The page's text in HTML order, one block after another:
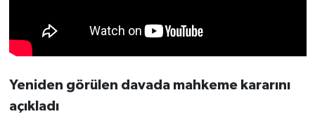
Yeniden görülen davada mahkeme kararını
açıkladı